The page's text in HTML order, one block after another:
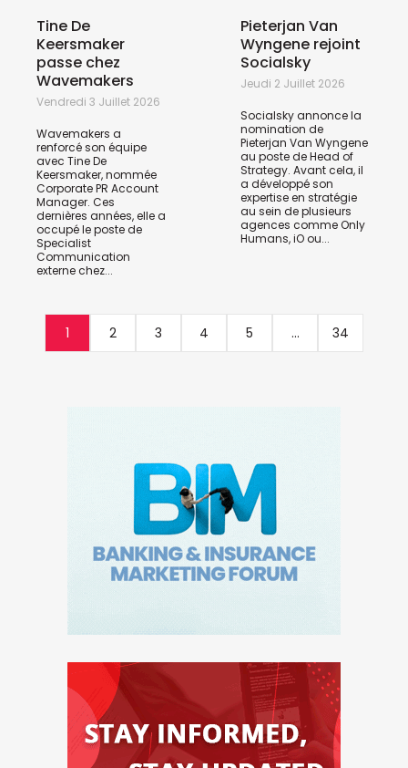
Tine De
Keersmaker
passe chez
Wavemakers
Vendredi 3 Juillet 2026
Wavemakers a
renforcé son équipe
avec Tine De
Keersmaker, nommée
Corporate PR Account
Manager. Ces
dernières années, elle a
occupé le poste de
Specialist
Communication
externe chez...
Pieterjan Van
Wyngene rejoint
Socialsky
Jeudi 2 Juillet 2026
Socialsky annonce la
nomination de
Pieterjan Van Wyngene
au poste de Head of
Strategy. Avant cela, il
a développé son
expertise en stratégie
au sein de plusieurs
agences comme Only
Humans, iO ou...
1 2 3 4 5 ... 34